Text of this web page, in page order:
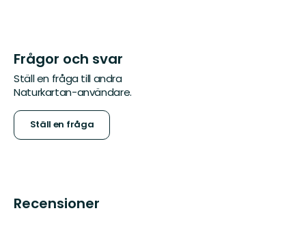
Frågor och svar
Ställ en fråga till andra
Naturkartan-användare.
Ställ en fråga
Recensioner